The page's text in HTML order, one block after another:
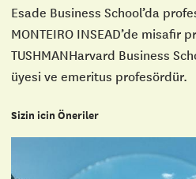
Esade Business School’da
MONTEIRO INSEAD’de misafir
TUSHMANHarvard Business
üyesi ve emeritus profesördür.
Sizin icin Öneriler